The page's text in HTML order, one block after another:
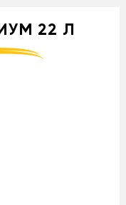
22 Л